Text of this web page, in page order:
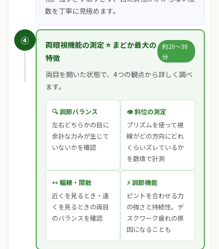
数を丁寧に見極めます。
④
両眼視機能の測定 ⭐ まどか最大の
特徴
約20〜30
分
両目を開いた状態で、4つの観点から詳しく調べ
ます。
🔍 調節バランス
左右どちらかの目に
余計な力みが生じて
いないかを確認
👁️ 斜位の測定
プリズムを使って視
線がどの方向にどれ
くらいズレているか
を数値で計測
↔️ 輻輳・開散
近くを見るとき・遠
くを見るときの両目
のバランスを確認
⚡ 調節機能
ピントを合わせる力
の強さと持続性。デ
スクワーク疲れの原
因になることも